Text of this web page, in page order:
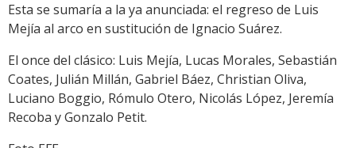
Esta se sumaría a la ya anunciada: el regreso de Luis
Mejía al arco en sustitución de Ignacio Suárez.
El once del clásico: Luis Mejía, Lucas Morales, Sebastián
Coates, Julián Millán, Gabriel Báez, Christian Oliva,
Luciano Boggio, Rómulo Otero, Nicolás López, Jeremía
Recoba y Gonzalo Petit.